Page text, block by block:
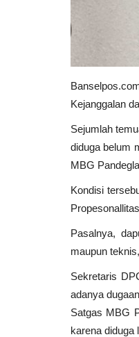
Kejanggalan
Sejumlah
diduga belum
MBG
Kondisi
Pasalnya,
maupun
Sekretaris
adanya
Satgas MBG
karena diduga